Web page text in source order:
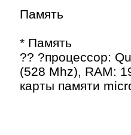
Память
* Память
?? ?процессор:
(528 Mhz), RAM:
карты памяти